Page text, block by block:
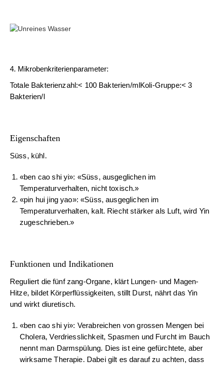
4. Mikrobenkriterienparameter:
Totale Bakterienzahl:< 100 Bakterien/mlKoli-Gruppe:< 3
Bakterien/l
Eigenschaften
Süss, kühl.
«ben cao shi yi»: «Süss, ausgeglichen im
Temperaturverhalten, nicht toxisch.»
«pin hui jing yao»: «Süss, ausgeglichen im
Temperaturverhalten, kalt. Riecht stärker als Luft, wird Yin
zugeschrieben.»
Funktionen und Indikationen
Reguliert die fünf zang-Organe, klärt Lungen- und Magen-
Hitze, bildet Körperflüssigkeiten, stillt Durst, nährt das Yin
und wirkt diuretisch.
«ben cao shi yi»: Verabreichen von grossen Mengen bei
Cholera, Verdriesslichkeit, Spasmen und Furcht im Bauch
nennt man Darmspülung. Dies ist eine gefürchtete, aber
wirksame Therapie. Dabei gilt es darauf zu achten, dass